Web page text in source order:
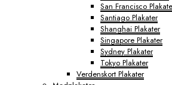
San Francisco
Santiago Plakater
Shanghai Plakater
Singapore Plakater
Sydney Plakater
Tokyo Plakater
Verdenskort Plakater